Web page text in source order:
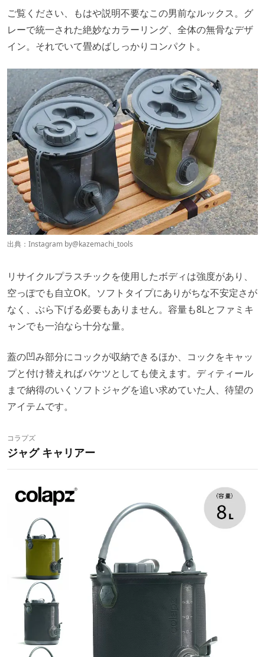
ご覧ください、もはや説明不要なこの男前なルックス。グ
レーで統一された絶妙なカラーリング、全体の無骨なデザ
イン。それでいて畳めばしっかりコンパクト。
出典：Instagram by@kazemachi_tools
リサイクルプラスチックを使用したボディは強度があり、
空っぽでも自立OK。ソフトタイプにありがちな不安定さが
なく、ぶら下げる必要もありません。容量も8Lとファミキ
ャンでも一泊なら十分な量。
蓋の凹み部分にコックが収納できるほか、コックをキャッ
プと付け替えればバケツとしても使えます。ディティール
まで納得のいくソフトジャグを追い求めていた人、待望の
アイテムです。
コラプズ
ジャグ キャリアー